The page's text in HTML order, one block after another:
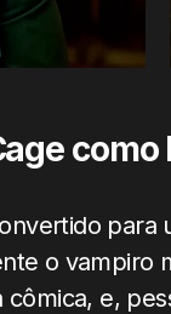
como
para
o vampiro
e,